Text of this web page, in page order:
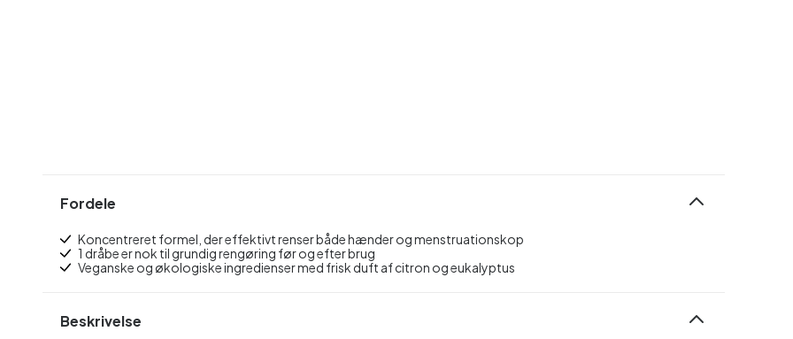
Fordele
Koncentreret formel, der effektivt renser både hænder og menstruationskop
1 dråbe er nok til grundig rengøring før og efter brug
Veganske og økologiske ingredienser med frisk duft af citron og eukalyptus
Beskrivelse